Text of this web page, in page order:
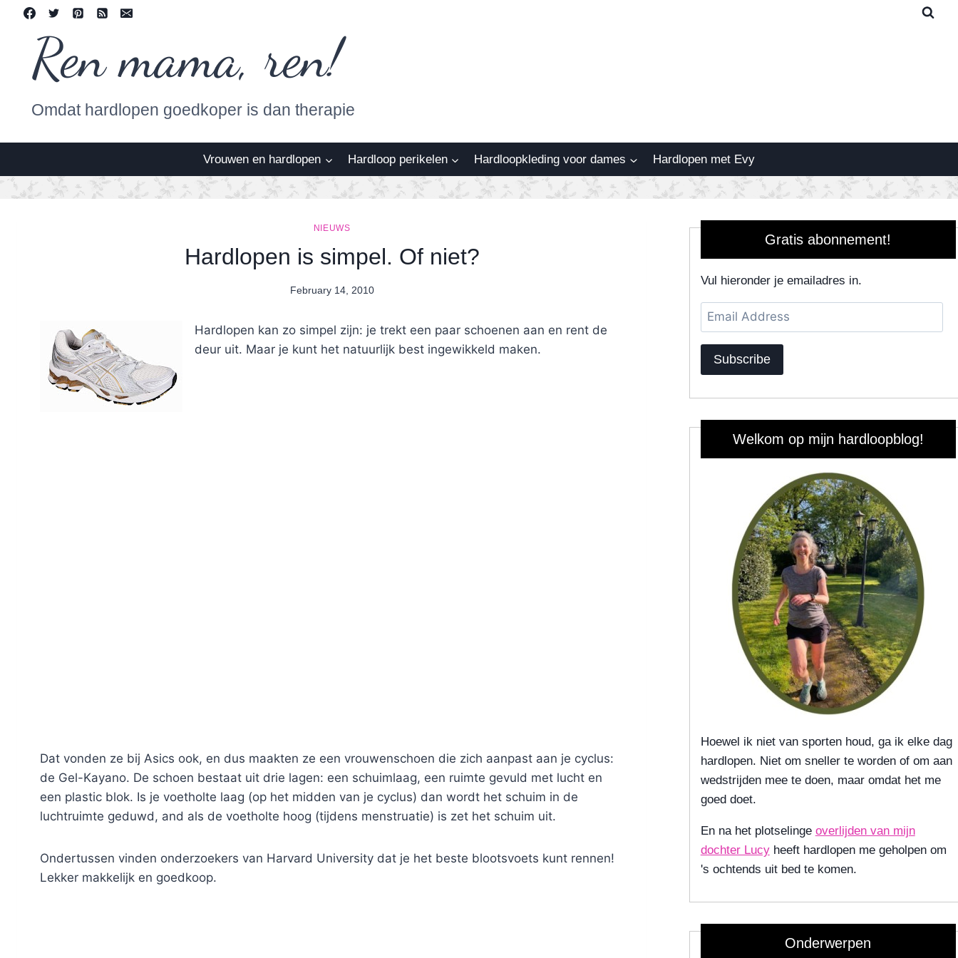
contentRen mama, ren!
Omdat hardlopen goedkoper is dan therapie
Vrouwen en hardlopen Hardloop perikelen Hardloopkleding voor dames Hardlopen met Evy
NIEUWS
Hardlopen is simpel. Of niet?
By
February 14, 2010
Hardlopen kan zo simpel zijn: je trekt een paar schoenen aan en rent de
deur uit. Maar je kunt het natuurlijk best ingewikkeld maken.
Dat vonden ze bij Asics ook, en dus maakten ze een vrouwenschoen die zich aanpast aan je cyclus:
de Gel-Kayano. De schoen bestaat uit drie lagen: een schuimlaag, een ruimte gevuld met lucht en
een plastic blok. Is je voetholte laag (op het midden van je cyclus) dan wordt het schuim in de
luchtruimte geduwd, and als de voetholte hoog (tijdens menstruatie) is zet het schuim uit.
Ondertussen vinden onderzoekers van Harvard University dat je het beste blootsvoets kunt rennen!
Lekker makkelijk en goedkoop.
Gratis abonnement!
Vul hieronder je emailadres in.
Email
Address
Subscribe
Welkom op mijn hardloopblog!
Hoewel ik niet van sporten houd, ga ik elke dag
hardlopen. Niet om sneller te worden of om aan
wedstrijden mee te doen, maar omdat het me
goed doet.
En na het plotselinge overlijden van mijn
dochter Lucyheeft hardlopen me geholpen om
's ochtends uit bed te komen.
Onderwerpen